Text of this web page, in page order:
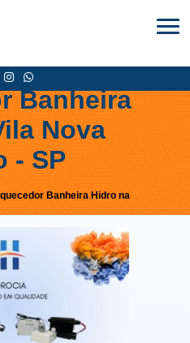
Banheira
Nova
- SP
Banheira Hidro na